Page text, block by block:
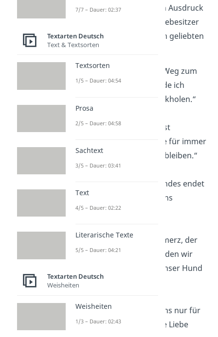
Hundesprüche
, die zum Ausdruck
bringen, wie viele Hundebesitzer
den Abschied von ihrem geliebten
Vierbeiner empfinden.
„Wenn Liebe einen Weg zum
Himmel fände, würde ich
meinen Hund zurückholen.“
„Ein Hund hinterlässt
Pfotenabdrücke, die für immer
in unserem Herzen bleiben.“
„Die Liebe eines Hundes endet
nie, auch wenn er uns
verlassen muss.“
„Es gibt keinen Schmerz, der
tiefer geht, als den, den wir
empfinden, wenn unser Hund
geht.“
„Hunde begleiten uns nur für
eine Weile, aber ihre Liebe
7/7 – Dauer: 02:37
Textarten Deutsch
Text & Textsorten
Textsorten
1/5 – Dauer: 04:54
Prosa
2/5 – Dauer: 04:58
Sachtext
3/5 – Dauer: 03:41
Text
4/5 – Dauer: 02:22
Literarische Texte
5/5 – Dauer: 04:21
Textarten Deutsch
Weisheiten
Weisheiten
1/3 – Dauer: 02:43